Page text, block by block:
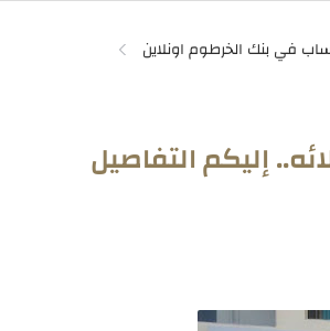
في بنك الخرطوم اونلاين
إليكم التفاصيل